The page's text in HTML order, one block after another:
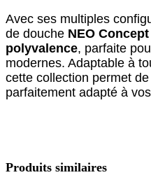
Avec ses multiples
de douche NEO Concept
polyvalence, parfaite
modernes. Adaptable à
cette collection permet
parfaitement adapté à
Produits similaires